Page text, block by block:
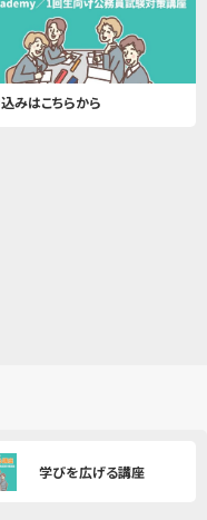
みはこちらから
学びを広げる講座